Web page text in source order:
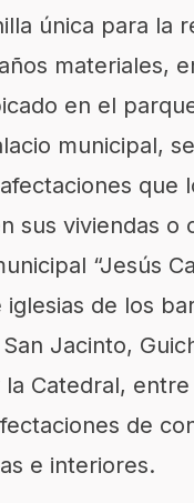
única para la
materiales,
en el
municipal,
que
sus viviendas o
“Jesús
iglesias de los
Jacinto,
la Catedral,
de
e interiores.